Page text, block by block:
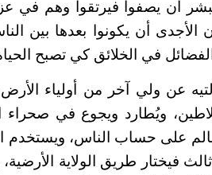
أن يصفوا فيرتقوا وهم في
الأجدى أن يكونوا بعدها بين
في الخلائق كي تصبح
عن ولي آخر من أولياء
ويُطارد ويجوع في صحراء
على حساب الناس، ويستخدم
فيختار طريق الولاية